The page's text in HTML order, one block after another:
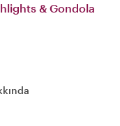
& Gondola